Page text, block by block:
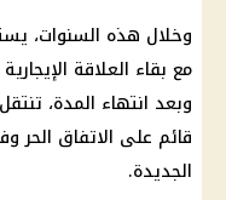
وخلال هذه السنوات،
مع بقاء العلاقة
وبعد انتهاء المدة،
قائم على الاتفاق الحر
الجديدة.